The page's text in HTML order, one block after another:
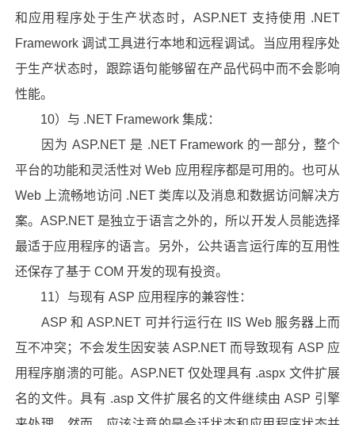
和应用程序处于生产状态时，ASP.NET 支持使用 .NET
Framework 调试工具进行本地和远程调试。当应用程序处
于生产状态时，跟踪语句能够留在产品代码中而不会影响
性能。
10）与 .NET Framework 集成：
因为 ASP.NET 是 .NET Framework 的一部分，整个
平台的功能和灵活性对 Web 应用程序都是可用的。也可从
Web 上流畅地访问 .NET 类库以及消息和数据访问解决方
案。ASP.NET 是独立于语言之外的，所以开发人员能选择
最适于应用程序的语言。另外，公共语言运行库的互用性
还保存了基于 COM 开发的现有投资。
11）与现有 ASP 应用程序的兼容性：
ASP 和 ASP.NET 可并行运行在 IIS Web 服务器上而
互不冲突；不会发生因安装 ASP.NET 而导致现有 ASP 应
用程序崩溃的可能。ASP.NET 仅处理具有 .aspx 文件扩展
名的文件。具有 .asp 文件扩展名的文件继续由 ASP 引擎